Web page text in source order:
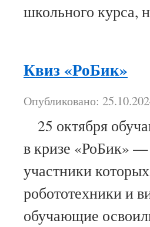
школьного курса,
Квиз «РоБик»
Опубликовано:
25 октября
в кризе «РоБик» —
участники
робототехники и
обучающие